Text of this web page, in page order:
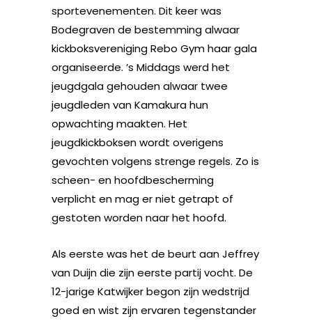
sportevenementen. Dit keer was
Bodegraven de bestemming alwaar
kickboksvereniging Rebo Gym haar gala
organiseerde. ’s Middags werd het
jeugdgala gehouden alwaar twee
jeugdleden van Kamakura hun
opwachting maakten. Het
jeugdkickboksen wordt overigens
gevochten volgens strenge regels. Zo is
scheen- en hoofdbescherming
verplicht en mag er niet getrapt of
gestoten worden naar het hoofd.
Als eerste was het de beurt aan Jeffrey
van Duijn die zijn eerste partij vocht. De
12-jarige Katwijker begon zijn wedstrijd
goed en wist zijn ervaren tegenstander